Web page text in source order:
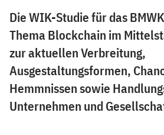
Die WIK-Studie für das
Thema Blockchain im
zur aktuellen Verbreitung,
Ausgestaltungsformen,
Hemmnissen sowie
Unternehmen und